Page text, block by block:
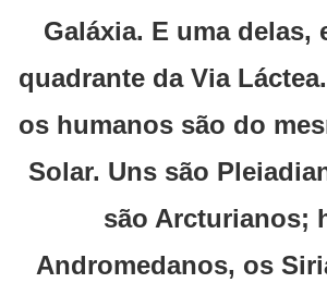
Galáxia. E uma delas,
quadrante da Via
os humanos são do
Solar. Uns são
são Arcturianos;
Andromedanos, os